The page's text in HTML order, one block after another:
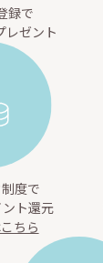
録で
レゼント
度で
ト還元
ちら